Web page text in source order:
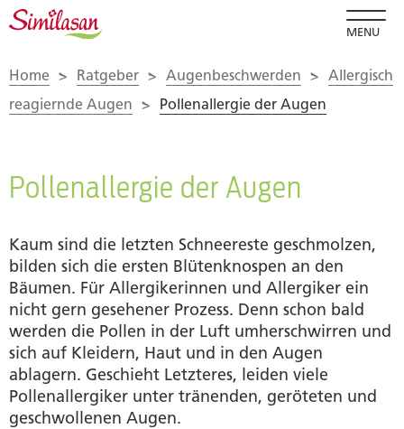
MENU
Home > Ratgeber > Augenbeschwerden > Allergisch
reagiernde Augen > Pollenallergie der Augen
Pollenallergie der Augen
Kaum sind die letzten Schneereste geschmolzen,
bilden sich die ersten Blütenknospen an den
Bäumen. Für Allergikerinnen und Allergiker ein
nicht gern gesehener Prozess. Denn schon bald
werden die Pollen in der Luft umherschwirren und
sich auf Kleidern, Haut und in den Augen
ablagern. Geschieht Letzteres, leiden viele
Pollenallergiker unter tränenden, geröteten und
geschwollenen Augen.